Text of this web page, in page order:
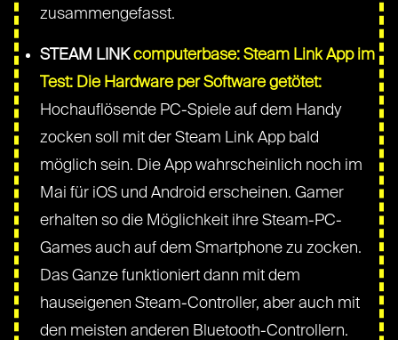
zusammengefasst.
STEAM LINKcomputerbase: Steam Link App im
Test: Die Hardware per Software getötet:
Hochauflösende PC-Spiele auf dem Handy
zocken soll mit der Steam Link App bald
möglich sein. Die App wahrscheinlich noch im
Mai für iOS und Android erscheinen. Gamer
erhalten so die Möglichkeit ihre Steam-PC-
Games auch auf dem Smartphone zu zocken.
Das Ganze funktioniert dann mit dem
hauseigenen Steam-Controller, aber auch mit
den meisten anderen Bluetooth-Controllern.